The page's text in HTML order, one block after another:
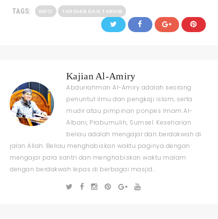
TAGS: INFO TARGHIB DAN TARHIB
Kajian Al-Amiry
Abdurrahman Al-Amiry adalah seorang
penuntut ilmu dan pengkaji islam, serta
mudir atau pimpinan ponpes Imam Al-
Albani, Prabumulih, Sumsel. Keseharian
beliau adalah mengajar dan berdakwah di
jalan Allah. Beliau menghabiskan waktu paginya dengan
mengajar para santri dan menghabiskan waktu malam
dengan berdakwah lepas di berbagai masjid..